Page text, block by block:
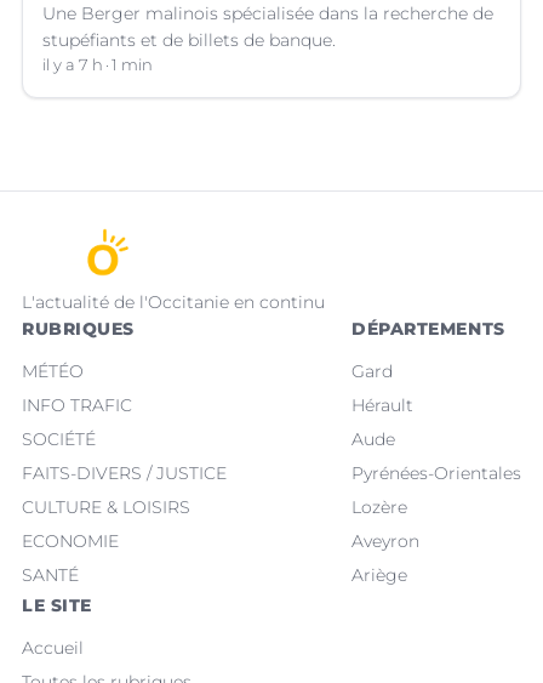
Une Berger malinois spécialisée dans la recherche de
stupéfiants et de billets de banque.
il y a 7 h 1 min
L'actualité de l'Occitanie en continu
RUBRIQUES
MÉTÉO
INFO TRAFIC
SOCIÉTÉ
FAITS-DIVERS / JUSTICE
CULTURE & LOISIRS
ECONOMIE
SANTÉ
DÉPARTEMENTS
Gard
Hérault
Aude
Pyrénées-Orientales
Lozère
Aveyron
Ariège
LE SITE
Accueil